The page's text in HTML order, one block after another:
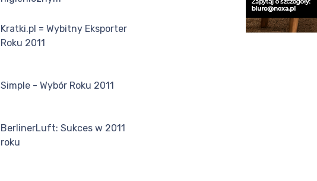
Kratki.pl = Wybitny Eksporter
Roku 2011
Simple - Wybór Roku 2011
BerlinerLuft: Sukces w 2011
roku